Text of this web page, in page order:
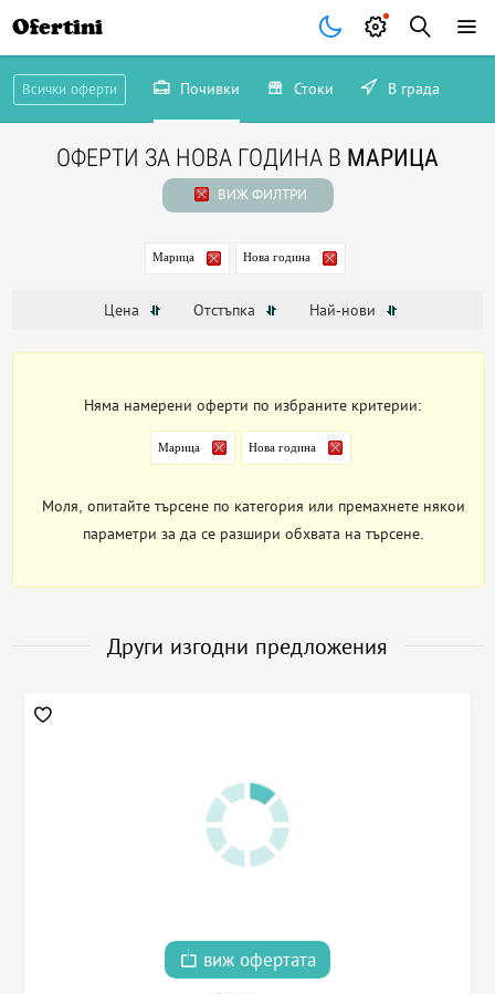
Ofertini
Всички оферти Почивки Стоки В града
ОФЕРТИ ЗА НОВА ГОДИНА В МАРИЦА
ВИЖ ФИЛТРИ
Марица Нова година
Цена Отстъпка Най-нови
Няма намерени оферти по избраните критерии:
Марица Нова година
Моля, опитайте търсене по категория или премахнете някои
параметри за да се разшири обхвата на търсене.
Други изгодни предложения
виж офертата